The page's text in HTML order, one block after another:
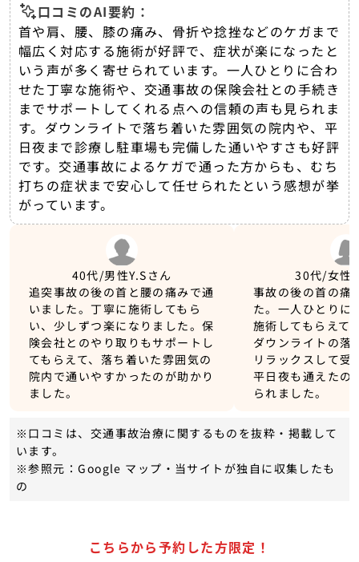
口コミのAI要約：
首や肩、腰、膝の痛み、骨折や捻挫などのケガまで
幅広く対応する施術が好評で、症状が楽になったと
いう声が多く寄せられています。一人ひとりに合わ
せた丁寧な施術や、交通事故の保険会社との手続き
までサポートしてくれる点への信頼の声も見られま
す。ダウンライトで落ち着いた雰囲気の院内や、平
日夜まで診療し駐車場も完備した通いやすさも好評
です。交通事故によるケガで通った方からも、むち
打ちの症状まで安心して任せられたという感想が挙
がっています。
40代/男性Y.Sさん
追突事故の後の首と腰の痛みで通
いました。丁寧に施術してもら
い、少しずつ楽になりました。保
険会社とのやり取りもサポートし
てもらえて、落ち着いた雰囲気の
院内で通いやすかったのが助かり
ました。
30代/女性
事故の後の首の痛
た。一人ひとりに
施術してもらえて
ダウンライトの落
リラックスして受
平日夜も通えたの
られました。
※口コミは、交通事故治療に関するものを抜粋・掲載して
います。
※参照元：Google マップ・当サイトが独自に収集したも
の
こちらから予約した方限定！